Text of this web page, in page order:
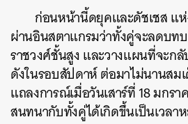
ก่อนหน้านี้ดยุคและดัชเชส แ
ผ่านอินสตาแกรมว่าทั้งคู่จะลดบท
ราชวงศ์ชั้นสูง และวางแผนที่จะก
ดังในรอบสัปดาห์ ต่อมาไม่นานสม
แถลงการณ์เมื่อวันเสาร์ที่ 18 มกรา
สนทนากับทั้งคู่ได้เกิดขึ้นเป็นเวลา